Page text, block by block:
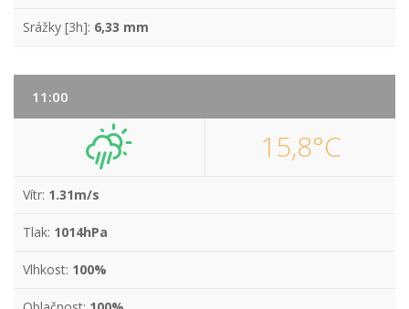
Srážky [3h]: 6,33 mm
11:00
15,8°C
Vítr: 1.31m/s
Tlak: 1014hPa
Vlhkost: 100%